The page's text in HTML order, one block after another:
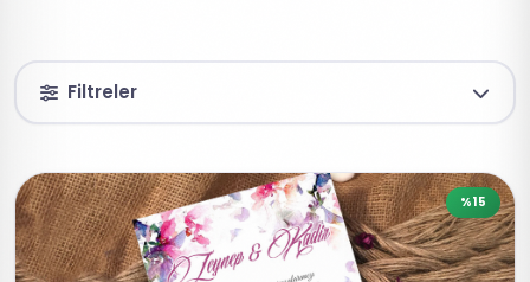
Filtreler
%15